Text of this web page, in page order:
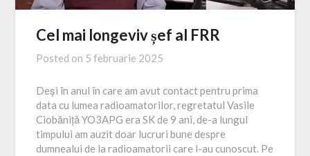
Cel mai longeviv șef al FRR
Posted on 5 februarie 2025
Deși în anul în care am avut contact pentru prima
data cu lumea radioamatorilor, regretatul Vasile
Ciobăniță YO3APG era SK de 9 ani, de-a lungul
timpului am auzit doar lucruri bune despre
dumnealui de la radioamatorii care l-au cunoscut. Pe